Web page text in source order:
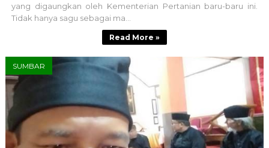
yang digaungkan oleh Kementerian Pertanian baru-baru ini.
Tidak hanya sagu sebagai ma...
Read More »
SUMBAR